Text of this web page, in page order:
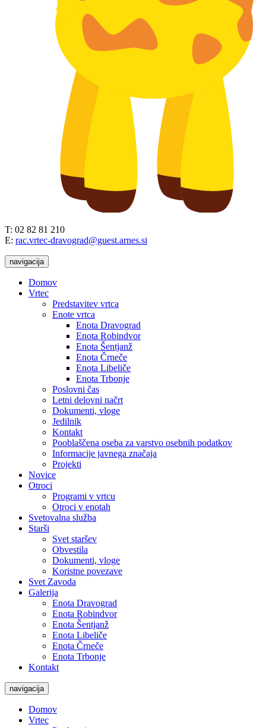
T: 02 82 81 210
E: rac.vrtec-dravograd@guest.arnes.si
navigacija
Domov
Vrtec
Predstavitev vrtca
Enote vrtca
Enota Dravograd
Enota Robindvor
Enota Šentjanž
Enota Črneče
Enota Libeliče
Enota Trbonje
Poslovni čas
Letni delovni načrt
Dokumenti, vloge
Jedilnik
Kontakt
Pooblaščena oseba za varstvo osebnih podatkov
Informacije javnega značaja
Projekti
Novice
Otroci
Programi v vrtcu
Otroci v enotah
Svetovalna služba
Starši
Svet staršev
Obvestila
Dokumenti, vloge
Koristne povezave
Svet Zavoda
Galerija
Enota Dravograd
Enota Robindvor
Enota Šentjanž
Enota Libeliče
Enota Črneče
Enota Trbonje
Kontakt
navigacija
Domov
Vrtec